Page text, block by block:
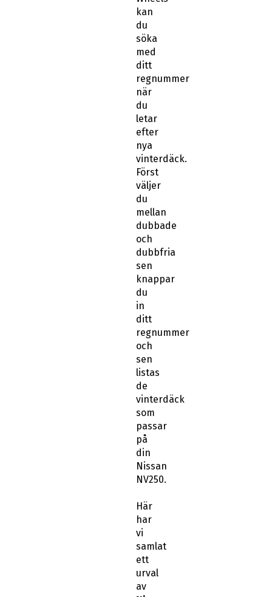
kan
du
söka
med
ditt
regnummer
när
du
letar
efter
nya
vinterdäck.
Först
väljer
du
mellan
dubbade
och
dubbfria
sen
knappar
du
in
ditt
regnummer
och
sen
listas
de
vinterdäck
som
passar
på
din
Nissan
NV250.
Här
har
vi
samlat
ett
urval
av